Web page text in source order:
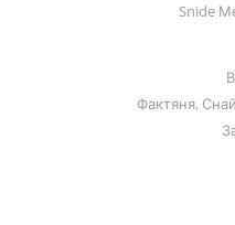
Snide
Фактяня,